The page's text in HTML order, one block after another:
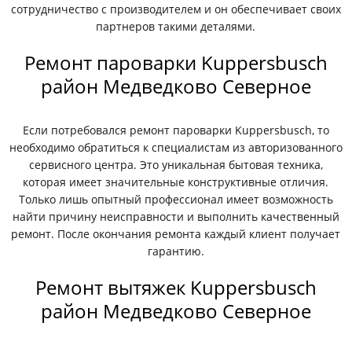
сотрудничество с производителем и он обеспечивает своих
партнеров такими деталями.
Ремонт пароварки Kuppersbusch
район Медведково Северное
Если потребовался ремонт пароварки Kuppersbusch, то
необходимо обратиться к специалистам из авторизованного
сервисного центра. Это уникальная бытовая техника,
которая имеет значительные конструктивные отличия.
Только лишь опытный профессионал имеет возможность
найти причину неисправности и выполнить качественный
ремонт. После окончания ремонта каждый клиент получает
гарантию.
Ремонт вытяжек Kuppersbusch
район Медведково Северное